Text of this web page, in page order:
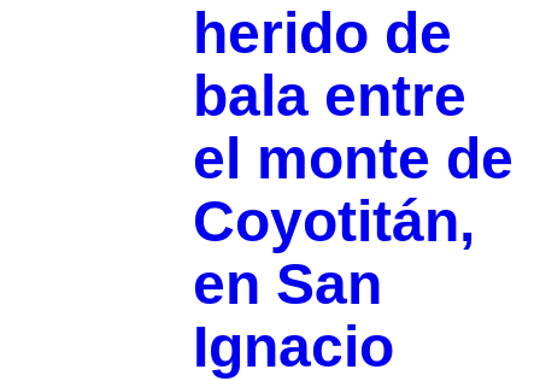
herido de
bala entre
el monte de
Coyotitán,
en San
Ignacio